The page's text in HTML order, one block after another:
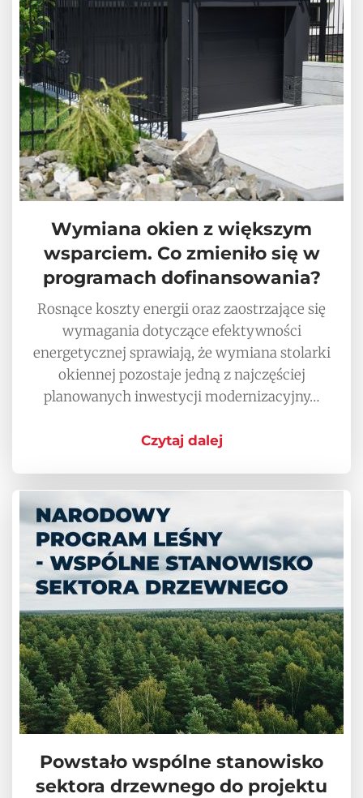
Wymiana okien z większym
wsparciem. Co zmieniło się w
programach dofinansowania?
Rosnące koszty energii oraz zaostrzające się
wymagania dotyczące efektywności
energetycznej sprawiają, że wymiana stolarki
okiennej pozostaje jedną z najczęściej
planowanych inwestycji modernizacyjny…
Czytaj dalej
Powstało wspólne stanowisko
sektora drzewnego do projektu